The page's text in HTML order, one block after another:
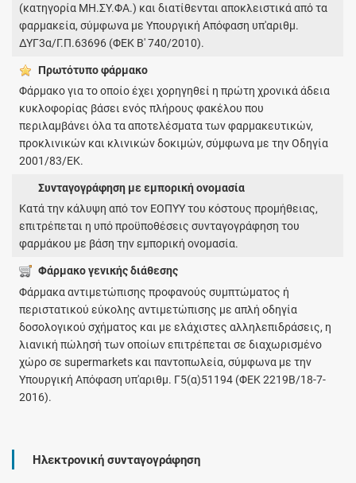
(κατηγορία ΜΗ.ΣΥ.ΦΑ.) και διατίθενται αποκλειστικά από τα
φαρμακεία, σύμφωνα με Υπουργική Απόφαση υπ'αριθμ.
ΔΥΓ3α/Γ.Π.63696 (ΦΕΚ Β' 740/2010).
Πρωτότυπο φάρμακo
Φάρμακο για το οποίο έχει χορηγηθεί η πρώτη χρονικά άδεια
κυκλοφορίας βάσει ενός πλήρους φακέλου που
περιλαμβάνει όλα τα αποτελέσματα των φαρμακευτικών,
προκλινικών και κλινικών δοκιμών, σύμφωνα με την Οδηγία
2001/83/ΕΚ.
Συνταγογράφηση με εμπορική ονομασία
Κατά την κάλυψη από τον ΕΟΠΥΥ του κόστους προμήθειας,
επιτρέπεται η υπό προϋποθέσεις συνταγογράφηση του
φαρμάκου με βάση την εμπορική ονομασία.
Φάρμακο γενικής διάθεσης
Φάρμακα αντιμετώπισης προφανούς συμπτώματος ή
περιστατικού εύκολης αντιμετώπισης με απλή οδηγία
δοσολογικού σχήματος και με ελάχιστες αλληλεπιδράσεις, η
λιανική πώλησή των οποίων επιτρέπεται σε διαχωρισμένο
χώρο σε supermarkets και παντοπωλεία, σύμφωνα με την
Υπουργική Απόφαση υπ'αριθμ. Γ5(α)51194 (ΦΕΚ 2219Β/18-7-
2016).
Ηλεκτρονική συνταγογράφηση